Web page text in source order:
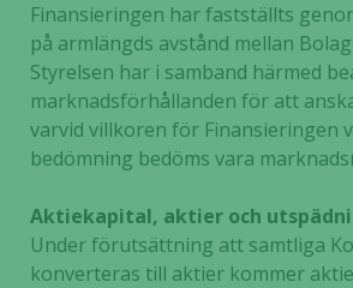
Finansieringen har fastställts
på armlängds avstånd mellan
Styrelsen har i samband härmed
marknadsförhållanden för att
varvid villkoren för Finansieringen
bedömning bedöms vara
Aktiekapital, aktier och
Under förutsättning att samtliga
konverteras till aktier kommer